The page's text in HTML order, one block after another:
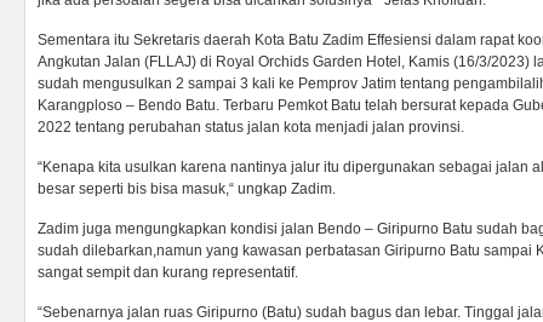
Sementara itu Sekretaris daerah Kota Batu Zadim Effesiensi dalam rapat
Angkutan Jalan (FLLAJ) di Royal Orchids Garden Hotel, Kamis (16/3/2023)
sudah mengusulkan 2 sampai 3 kali ke Pemprov Jatim tentang
Karangploso – Bendo Batu. Terbaru Pemkot Batu telah bersurat kepada
2022 tentang perubahan status jalan kota menjadi jalan provinsi.
“Kenapa kita usulkan karena nantinya jalur itu dipergunakan sebagai jalan
besar seperti bis bisa masuk,“ ungkap Zadim.
Zadim juga mengungkapkan kondisi jalan Bendo – Giripurno Batu sudah
sudah dilebarkan,namun yang kawasan perbatasan Giripurno Batu sampai
sangat sempit dan kurang representatif.
“Sebenarnya jalan ruas Giripurno (Batu) sudah bagus dan lebar. Tinggal